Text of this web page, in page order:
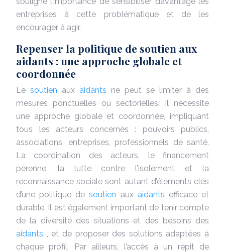
entreprises à cette problématique et de les
encourager à agir.
Repenser la politique de soutien aux
aidants : une approche globale et
coordonnée
Le soutien aux aidants ne peut se limiter à des
mesures ponctuelles ou sectorielles. Il nécessite
une approche globale et coordonnée, impliquant
tous les acteurs concernés : pouvoirs publics,
associations, entreprises, professionnels de santé.
La coordination des acteurs, le financement
pérenne, la lutte contre l’isolement et la
reconnaissance sociale sont autant d’éléments clés
d’une politique desoutien aux aidants efficace et
durable. Il est également important de tenir compte
de la diversité des situations et des besoins des
aidants
, et de proposer des solutions adaptées à
chaque profil. Par ailleurs, l’accès à un répit de